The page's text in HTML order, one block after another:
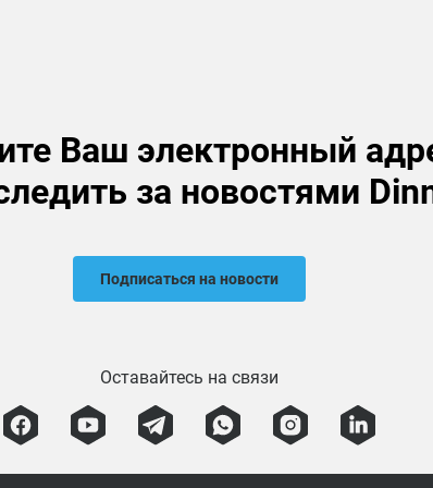
Ваш электронный
за новостями
Подписаться на новости
Оставайтесь на связи